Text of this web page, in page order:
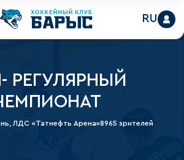
RU
РЕГУЛЯРНЫЙ
ЛДС «Татнефть Арена»8965 зрителей